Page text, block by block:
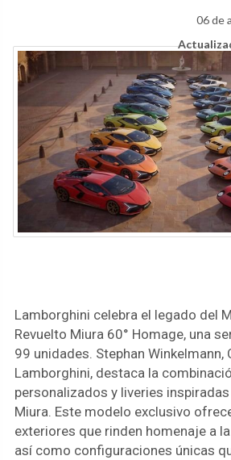
06 de
Lamborghini celebra el legado del
Revuelto Miura 60° Homage, una
99 unidades. Stephan Winkelmann,
Lamborghini, destaca la
personalizados y liveries
Miura. Este modelo exclusivo
exteriores que rinden homenaje a
así como configuraciones únicas